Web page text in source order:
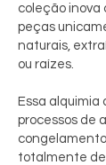
coleção inova
peças
naturais,
ou raízes.
Essa alquimia
processos de
totalmente